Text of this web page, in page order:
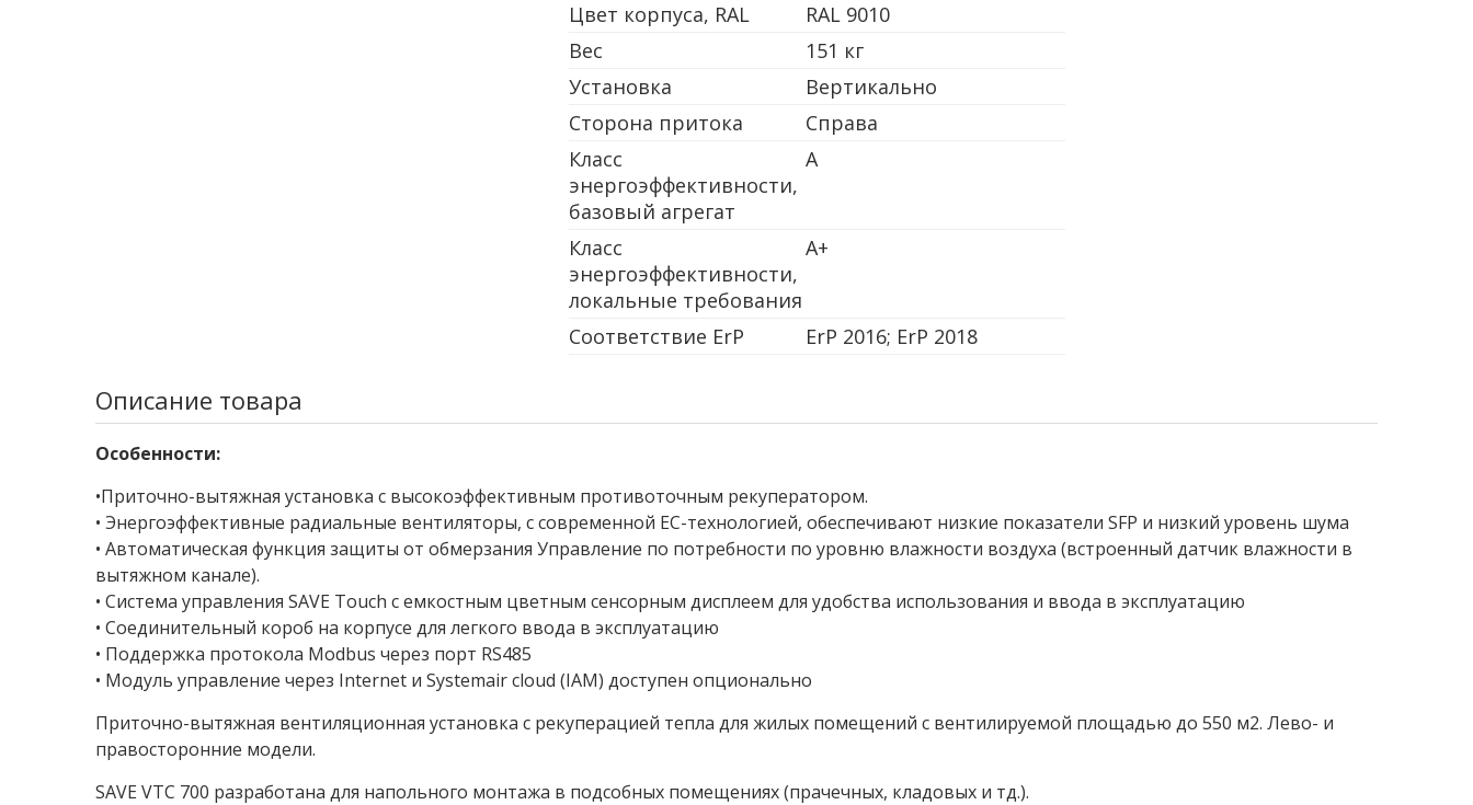
Цвет корпуса, RAL
RAL 9010
Вес
151 кг
Установка
Вертикально
Сторона притока
Справа
Класс
энергоэффективности,
базовый агрегат
А
Класс
энергоэффективности,
локальные требования
А+
Соответствие ErP ErP 2016; ErP 2018
Описание товара
Особенности:
•Приточно-вытяжная установка с высокоэффективным противоточным рекуператором.
• Энергоэффективные радиальные вентиляторы, с современной EС-технологией, обеспечивают низкие показатели SFP и низкий уровень шума
• Автоматическая функция защиты от обмерзания Управление по потребности по уровню влажности воздуха (встроенный датчик влажности в
вытяжном канале).
• Система управления SAVE Touch с емкостным цветным сенсорным дисплеем для удобства использования и ввода в эксплуатацию
• Соединительный короб на корпусе для легкого ввода в эксплуатацию
• Поддержка протокола Modbus через порт RS485
• Модуль управление через Internet и Systemair cloud (IAM) доступен опционально
Приточно-вытяжная вентиляционная установка с рекуперацией тепла для жилых помещений с вентилируемой площадью до 550 м2. Лево- и
правосторонние модели.
SAVE VTC 700 разработана для напольного монтажа в подсобных помещениях (прачечных, кладовых и тд.).